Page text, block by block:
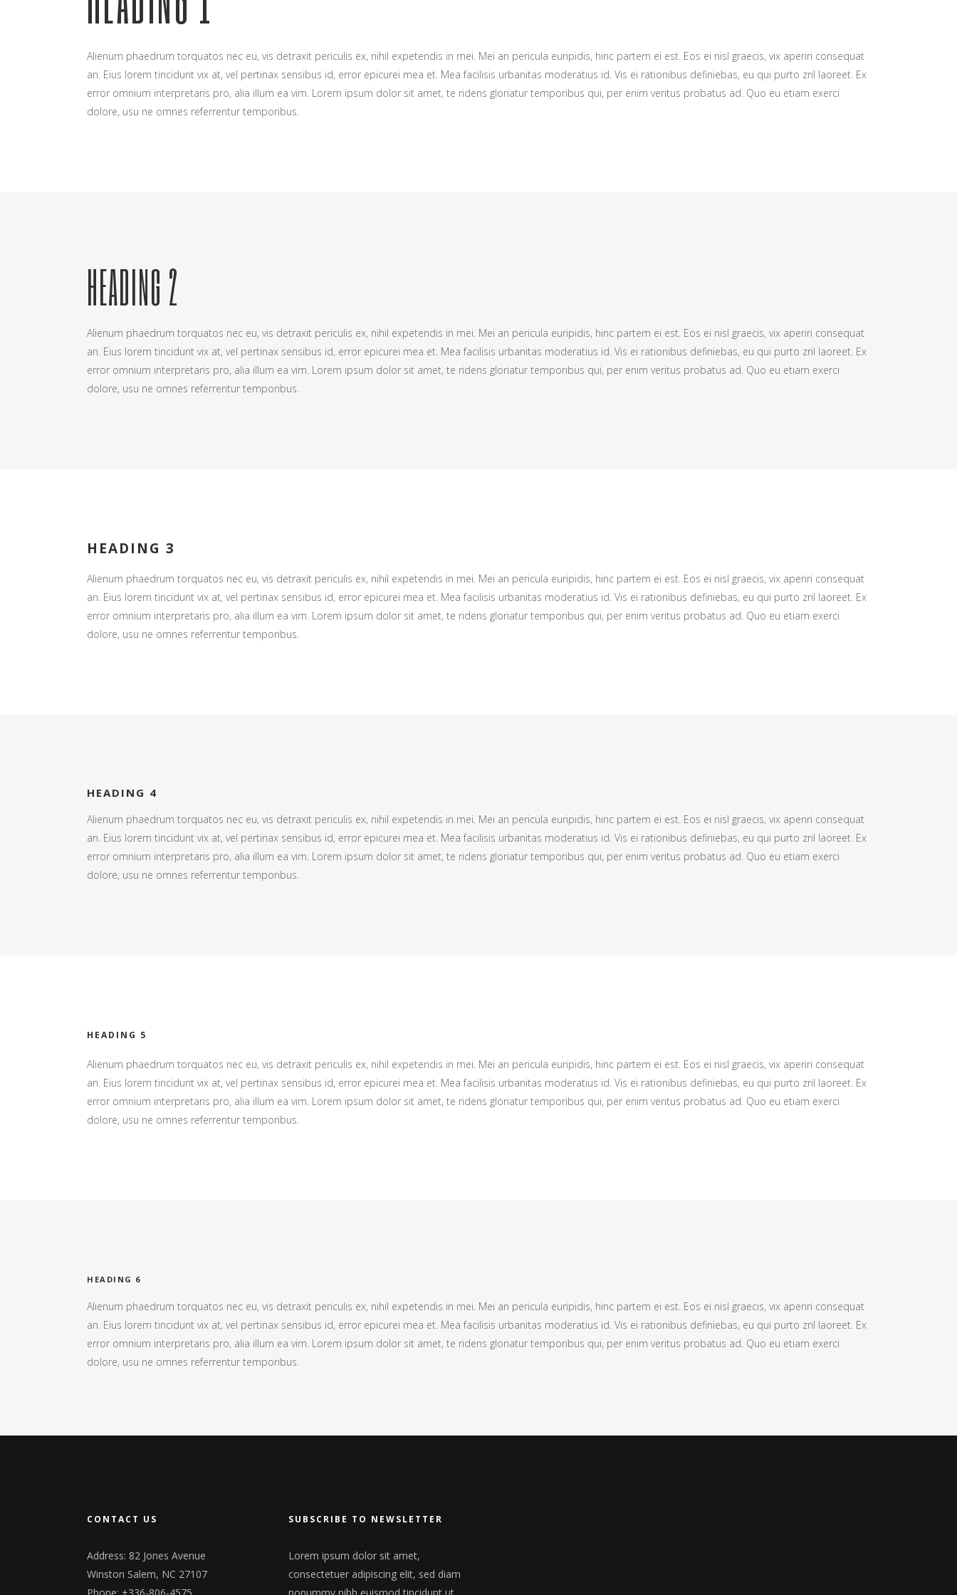
Alienum phaedrum torquatos nec eu, vis detraxit periculis ex, nihil expetendis in mei. Mei an pericula euripidis, hinc partem ei est. Eos ei nisl graecis, vix aperiri consequat
an. Eius lorem tincidunt vix at, vel pertinax sensibus id, error epicurei mea et. Mea facilisis urbanitas moderatius id. Vis ei rationibus definiebas, eu qui purto zril laoreet. Ex
error omnium interpretaris pro, alia illum ea vim. Lorem ipsum dolor sit amet, te ridens gloriatur temporibus qui, per enim veritus probatus ad. Quo eu etiam exerci
dolore, usu ne omnes referrentur temporibus.
HEADING 2
Alienum phaedrum torquatos nec eu, vis detraxit periculis ex, nihil expetendis in mei. Mei an pericula euripidis, hinc partem ei est. Eos ei nisl graecis, vix aperiri consequat
an. Eius lorem tincidunt vix at, vel pertinax sensibus id, error epicurei mea et. Mea facilisis urbanitas moderatius id. Vis ei rationibus definiebas, eu qui purto zril laoreet. Ex
error omnium interpretaris pro, alia illum ea vim. Lorem ipsum dolor sit amet, te ridens gloriatur temporibus qui, per enim veritus probatus ad. Quo eu etiam exerci
dolore, usu ne omnes referrentur temporibus.
HEADING 3
Alienum phaedrum torquatos nec eu, vis detraxit periculis ex, nihil expetendis in mei. Mei an pericula euripidis, hinc partem ei est. Eos ei nisl graecis, vix aperiri consequat
an. Eius lorem tincidunt vix at, vel pertinax sensibus id, error epicurei mea et. Mea facilisis urbanitas moderatius id. Vis ei rationibus definiebas, eu qui purto zril laoreet. Ex
error omnium interpretaris pro, alia illum ea vim. Lorem ipsum dolor sit amet, te ridens gloriatur temporibus qui, per enim veritus probatus ad. Quo eu etiam exerci
dolore, usu ne omnes referrentur temporibus.
HEADING 4
Alienum phaedrum torquatos nec eu, vis detraxit periculis ex, nihil expetendis in mei. Mei an pericula euripidis, hinc partem ei est. Eos ei nisl graecis, vix aperiri consequat
an. Eius lorem tincidunt vix at, vel pertinax sensibus id, error epicurei mea et. Mea facilisis urbanitas moderatius id. Vis ei rationibus definiebas, eu qui purto zril laoreet. Ex
error omnium interpretaris pro, alia illum ea vim. Lorem ipsum dolor sit amet, te ridens gloriatur temporibus qui, per enim veritus probatus ad. Quo eu etiam exerci
dolore, usu ne omnes referrentur temporibus.
HEADING 5
Alienum phaedrum torquatos nec eu, vis detraxit periculis ex, nihil expetendis in mei. Mei an pericula euripidis, hinc partem ei est. Eos ei nisl graecis, vix aperiri consequat
an. Eius lorem tincidunt vix at, vel pertinax sensibus id, error epicurei mea et. Mea facilisis urbanitas moderatius id. Vis ei rationibus definiebas, eu qui purto zril laoreet. Ex
error omnium interpretaris pro, alia illum ea vim. Lorem ipsum dolor sit amet, te ridens gloriatur temporibus qui, per enim veritus probatus ad. Quo eu etiam exerci
dolore, usu ne omnes referrentur temporibus.
HEADING 6
Alienum phaedrum torquatos nec eu, vis detraxit periculis ex, nihil expetendis in mei. Mei an pericula euripidis, hinc partem ei est. Eos ei nisl graecis, vix aperiri consequat
an. Eius lorem tincidunt vix at, vel pertinax sensibus id, error epicurei mea et. Mea facilisis urbanitas moderatius id. Vis ei rationibus definiebas, eu qui purto zril laoreet. Ex
error omnium interpretaris pro, alia illum ea vim. Lorem ipsum dolor sit amet, te ridens gloriatur temporibus qui, per enim veritus probatus ad. Quo eu etiam exerci
dolore, usu ne omnes referrentur temporibus.
CONTACT US
Address: 82 Jones Avenue
Winston Salem, NC 27107
SUBSCRIBE TO NEWSLETTER
Lorem ipsum dolor sit amet,
consectetuer adipiscing elit, sed diam